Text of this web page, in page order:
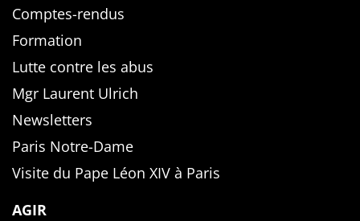
Comptes-rendus
Formation
Lutte contre les abus
Mgr Laurent Ulrich
Newsletters
Paris Notre-Dame
Visite du Pape Léon XIV à Paris
AGIR